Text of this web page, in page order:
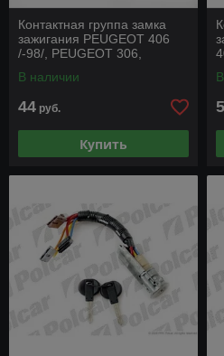
Контактная группа замка
зажигания РEUGEOT 406
/-98/, РEUGEOT 306,
PARTNER, РEUGEOT 806
В наличии
44 руб.
Купить